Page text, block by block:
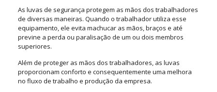
As luvas de segurança protegem as mãos dos trabalhadores
de diversas maneiras. Quando o trabalhador utiliza esse
equipamento, ele evita machucar as mãos, braços e até
previne a perda ou paralisação de um ou dois membros
superiores.
Além de proteger as mãos dos trabalhadores, as luvas
proporcionam conforto e consequentemente uma melhora
no fluxo de trabalho e produção da empresa.